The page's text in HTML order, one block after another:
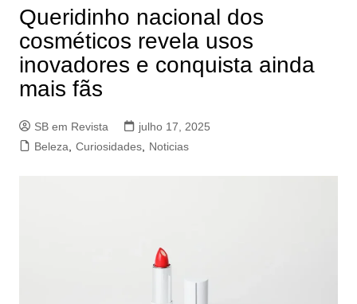
Queridinho nacional dos
cosméticos revela usos
inovadores e conquista ainda
mais fãs
SB em Revista
julho 17, 2025
Beleza
Curiosidades, Noticias